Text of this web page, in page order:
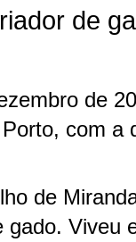
de
de
com a
de
Viveu